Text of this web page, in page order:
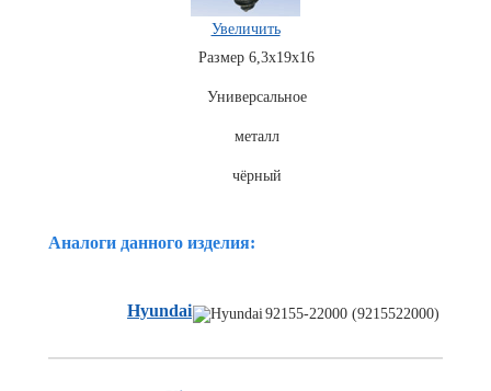
Торговое
Увеличить
Размер 6,3x19x16
Универсальное
металл
чёрный
Аналоги данного изделия:
Hyundai 92155-22000 (9215522000)